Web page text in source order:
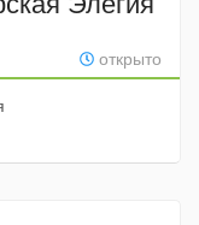
открыто